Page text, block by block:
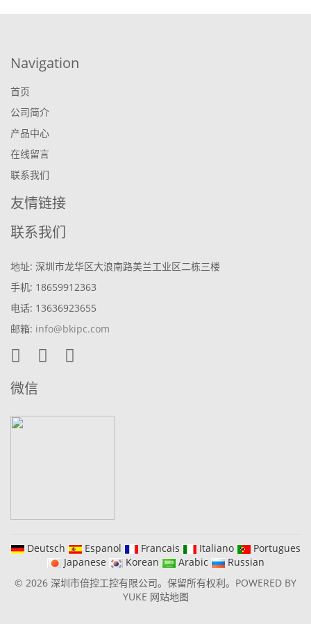
Navigation
首页
公司简介
产品中心
在线留言
联系我们
友情链接
联系我们
地址: 深圳市龙华区大浪南路美兰工业区二栋三楼
手机: 18659912363
电话: 13636923655
邮箱: info@bkipc.com
微信
Deutsch Espanol Francais Italiano
Portugues
Japanese
Korean Arabic
Russian
© 2026 深圳市倍控工控有限公司。保留所有权利。 POWERED BY
YUKE 网站地图